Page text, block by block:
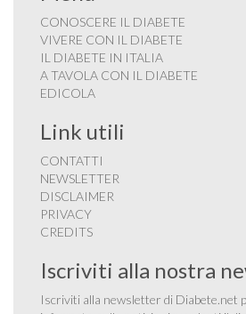
CONOSCERE IL DIABETE
VIVERE CON IL DIABETE
IL DIABETE IN ITALIA
A TAVOLA CON IL DIABETE
EDICOLA
Link utili
CONTATTI
NEWSLETTER
DISCLAIMER
PRIVACY
CREDITS
Iscriviti alla nostra
Iscriviti alla newsletter di Diabete.net